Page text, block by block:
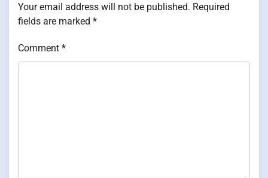
Your email address will not be published. Required
fields are marked *
Comment *